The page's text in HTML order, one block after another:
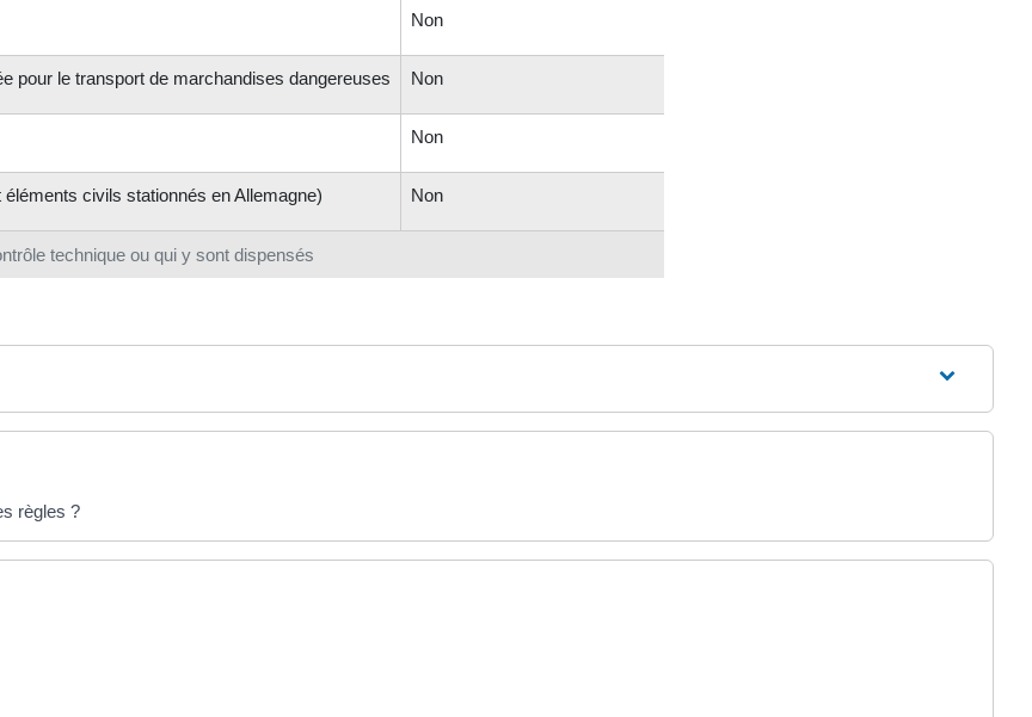
technique ou qui y sont dispensés
Non
pour le transport de marchandises dangereuses Non
Non
civils stationnés en Allemagne) Non
règles ?